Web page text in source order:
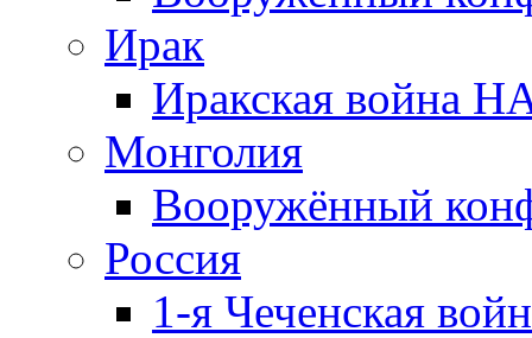
Ирак
Иракская война
Монголия
Вооружённый
Россия
1-я Чеченская